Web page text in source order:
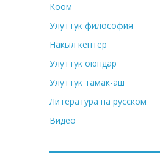
Коом
Улуттук философия
Накыл кептер
Улуттук оюндар
Улуттук тамак-аш
Литература на русском
Видео